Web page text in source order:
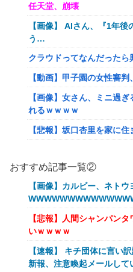
任天堂、崩壊
【画像】 AIさん、『1年
う…
クラウドってなんだったら
【動画】甲子園の女性審
【画像】女さん、ミニ過
れるｗｗｗｗ
【悲報】坂口杏里を家に
ｗｗｗｗｗｗｗ
「FF10の名シーン」←思
【ｗ】物凄くカワイイ子猫
【悲報】オーケストラ演
らなくなった。本当にイラ
【艦これ】でもイベント
てクソだわ！
おすすめ記事一覧②
【画像】カルビー、ネト
【悲報】人間シャンパン
いｗｗｗｗ
【速報】 キチ団体に言い
新報、注意喚起メールして